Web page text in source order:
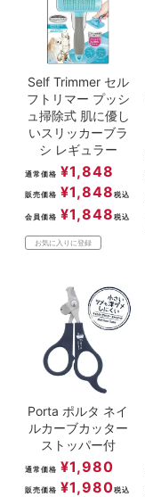
Self Trimmer セル
フトリマー プッシ
ュ掃除式 肌に優し
いスリッカーブラ
シ レギュラー
通常価格 ¥1,848
販売価格 ¥1,848 税込
会員価格 ¥1,848 税込
お気に入りに登録
Porta ポルタ ネイ
ルカーブカッター
ストッパー付
通常価格 ¥1,980
販売価格 ¥1,980税込